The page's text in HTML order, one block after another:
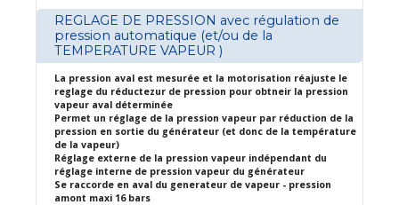
REGLAGE DE PRESSION avec régulation de
pression automatique (et/ou de la
TEMPERATURE VAPEUR )
La pression aval est mesurée et la motorisation réajuste le
reglage du réductezur de pression pour obtneir la pression
vapeur aval déterminée
Permet un réglage de la pression vapeur par réduction de la
pression en sortie du générateur (et donc de la température
de la vapeur)
Réglage externe de la pression vapeur indépendant du
réglage interne de pression vapeur du générateur
Se raccorde en aval du generateur de vapeur - pression
amont maxi 16 bars